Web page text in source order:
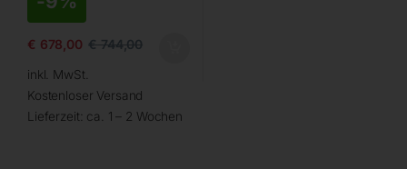
€ 678,00 €744,00
inkl. MwSt.
Kostenloser Versand
Lieferzeit: ca. 1 – 2 Wochen